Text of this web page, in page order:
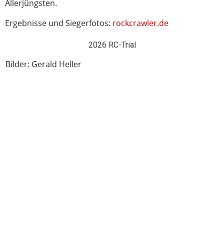
Allerjüngsten.
Ergebnisse und Siegerfotos: rockcrawler.de
2026 RC-Trial
Bilder: Gerald Heller